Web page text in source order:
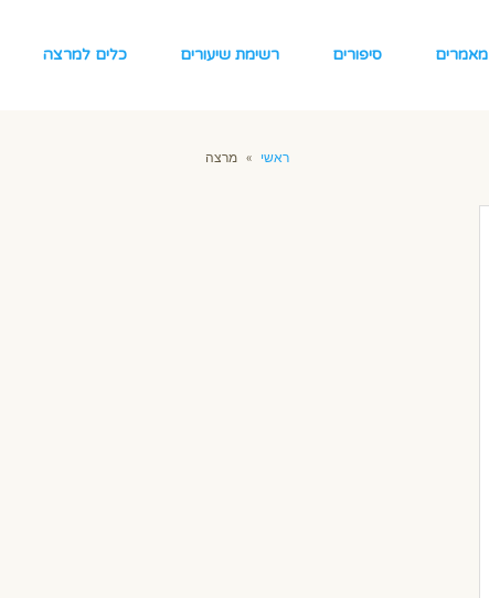
מאמרים סיפורים רשימת שיעורים כלים למרצה
ראשי » מרצה